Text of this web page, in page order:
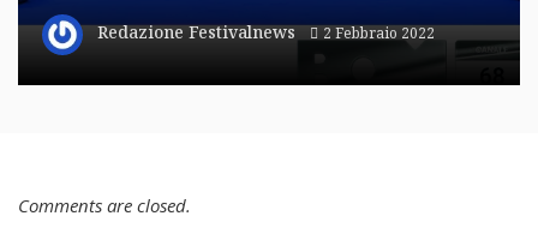
Redazione Festivalnews 2 Febbraio 2022
Comments are closed.